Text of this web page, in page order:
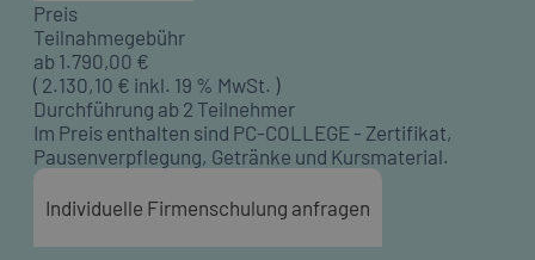
Preis
Teilnahmegebühr
ab 1.790,00 €
( 2.130,10 € inkl. 19 % MwSt. )
Durchführung ab 2 Teilnehmer
Im Preis enthalten sind PC-COLLEGE - Zertifikat,
Pausenverpflegung, Getränke und Kursmaterial.
Individuelle Firmenschulung anfragen